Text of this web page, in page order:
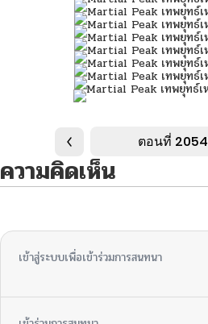
ตอนที่ 2054
ความคิดเห็น
เข้าสู่ระบบเพื่อเข้าร่วมการสนทนา